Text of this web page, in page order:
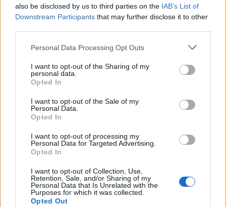
also be disclosed by us to third parties on the IAB’s List of
Downstream Participants that may further disclose it to other
Please note that this website/app uses one or more Google
not limited to your visit or usage behaviour. You may click to
grant or deny consent to Google and its third-party tags to
use your data for below specified purposes in below Google
consent section.
Personal Data Processing Opt Outs
I want to opt-out of the Sharing of my
personal data.
Opted In
I want to opt-out of the Sale of my
Personal Data.
Opted In
I want to opt-out of processing my
Personal Data for Targeted Advertising.
Opted In
I want to opt-out of Collection, Use,
Retention, Sale, and/or Sharing of my
Personal Data that Is Unrelated with the
Purposes for which it was collected.
Opted Out
Χρησιμοποιείς Google passkeys για τους κωδικούς σου;
Και όμως μπορούν να τους κλέψουν